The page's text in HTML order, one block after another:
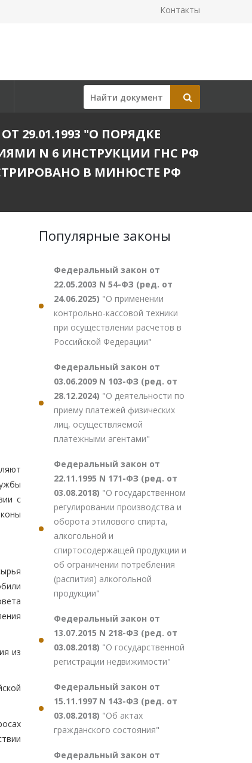
Контакты
29.01.1993 "О ПОРЯДКЕ
N 6 ИНСТРУКЦИИ ГНС РФ
В МИНЮСТЕ РФ
с
из
Популярные законы
Федеральный закон от
22.05.2003 N 54-ФЗ (ред. от
24.06.2025) "О применении
контрольно-кассовой техники
при осуществлении расчетов в
Российской Федерации"
Федеральный закон от
03.06.2009 N 103-ФЗ (ред. от
28.12.2024) "О деятельности по
приему платежей физических
лиц, осуществляемой
платежными агентами"
Федеральный закон от
22.11.1995 N 171-ФЗ (ред. от
03.08.2018) "О государственном
регулировании производства и
оборота этилового спирта,
алкогольной и
спиртосодержащей продукции и
об ограничении потребления
(распития) алкогольной
продукции"
Федеральный закон от
13.07.2015 N 218-ФЗ (ред. от
03.08.2018) "О государственной
регистрации недвижимости"
Федеральный закон от
15.11.1997 N 143-ФЗ (ред. от
03.08.2018) "Об актах
гражданского состояния"
Федеральный закон от